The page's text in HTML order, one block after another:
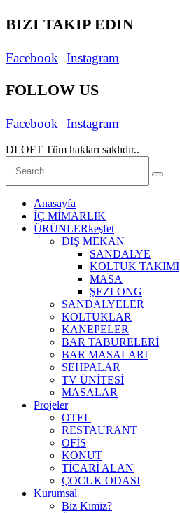
BIZI TAKIP EDIN
Facebook Instagram
FOLLOW US
Facebook Instagram
DLOFT Tüm hakları saklıdır..
Anasayfa
İÇ MİMARLIK
ÜRÜNLERkeşfet
DIŞ MEKAN
SANDALYE
KOLTUK TAKIMI
MASA
ŞEZLONG
SANDALYELER
KOLTUKLAR
KANEPELER
BAR TABURELERİ
BAR MASALARI
SEHPALAR
TV ÜNİTESİ
MASALAR
Projeler
OTEL
RESTAURANT
OFİS
KONUT
TİCARİ ALAN
ÇOCUK ODASI
Kurumsal
Biz Kimiz?